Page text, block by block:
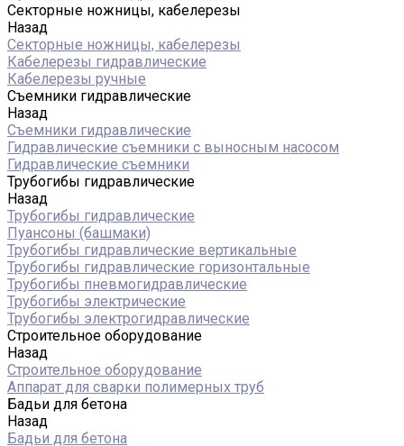
Секторные ножницы, кабелерезы
Назад
Секторные ножницы, кабелерезы
Кабелерезы гидравлические
Кабелерезы ручные
Съемники гидравлические
Назад
Съемники гидравлические
Гидравлические cъемники с выносным насосом
Гидравлические съемники
Трубогибы гидравлические
Назад
Трубогибы гидравлические
Пуансоны (башмаки)
Трубогибы гидравлические вертикальные
Трубогибы гидравлические горизонтальные
Трубогибы пневмогидравлические
Трубогибы электрические
Трубогибы электрогидравлические
Строительное оборудование
Назад
Строительное оборудование
Аппарат для сварки полимерных труб
Бадьи для бетона
Назад
Бадьи для бетона